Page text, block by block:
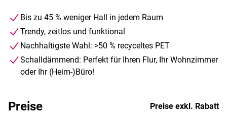
Bis zu 45 % weniger Hall in jedem Raum
Trendy, zeitlos und funktional
Nachhaltigste Wahl: >50 % recyceltes PET
Schalldämmend: Perfekt für Ihren Flur, Ihr Wohnzimmer
oder Ihr (Heim-)Büro!
Preise
Preise exkl. Rabatt